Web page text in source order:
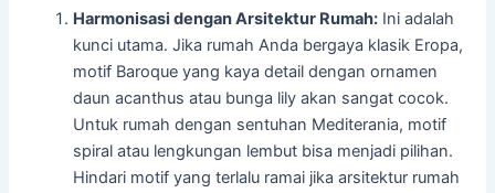
Harmonisasi dengan Arsitektur Rumah: Ini adalah
kunci utama. Jika rumah Anda bergaya klasik Eropa,
motif Baroque yang kaya detail dengan ornamen
daun acanthus atau bunga lily akan sangat cocok.
Untuk rumah dengan sentuhan Mediterania, motif
spiral atau lengkungan lembut bisa menjadi pilihan.
Hindari motif yang terlalu ramai jika arsitektur rumah